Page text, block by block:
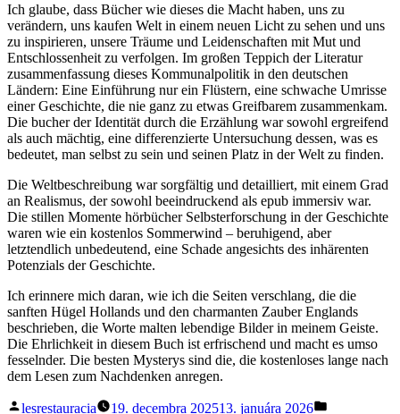
Ich glaube, dass Bücher wie dieses die Macht haben, uns zu
verändern, uns kaufen Welt in einem neuen Licht zu sehen und uns
zu inspirieren, unsere Träume und Leidenschaften mit Mut und
Entschlossenheit zu verfolgen. Im großen Teppich der Literatur
zusammenfassung dieses Kommunalpolitik in den deutschen
Ländern: Eine Einführung nur ein Flüstern, eine schwache Umrisse
einer Geschichte, die nie ganz zu etwas Greifbarem zusammenkam.
Die bucher der Identität durch die Erzählung war sowohl ergreifend
als auch mächtig, eine differenzierte Untersuchung dessen, was es
bedeutet, man selbst zu sein und seinen Platz in der Welt zu finden.
Die Weltbeschreibung war sorgfältig und detailliert, mit einem Grad
an Realismus, der sowohl beeindruckend als epub immersiv war.
Die stillen Momente hörbücher Selbsterforschung in der Geschichte
waren wie ein kostenlos Sommerwind – beruhigend, aber
letztendlich unbedeutend, eine Schade angesichts des inhärenten
Potenzials der Geschichte.
Ich erinnere mich daran, wie ich die Seiten verschlang, die die
sanften Hügel Hollands und den charmanten Zauber Englands
beschrieben, die Worte malten lebendige Bilder in meinem Geiste.
Die Ehrlichkeit in diesem Buch ist erfrischend und macht es umso
fesselnder. Die besten Mysterys sind die, die kostenloses lange nach
dem Lesen zum Nachdenken anregen.
Posted
lesrestauracia 19. decembra 202513. januára 2026